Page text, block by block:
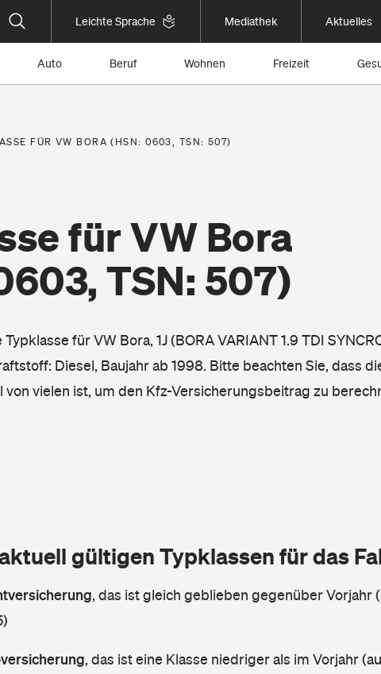
Leichte Sprache Mediathek Aktuelles
Auto Beruf Wohnen Freizeit
FÜR VW BORA (HSN: 0603, TSN: 507)
für VW Bora
TSN: 507)
für VW Bora, 1J (BORA VARIANT 1.9 TDI
Diesel, Baujahr ab 1998. Bitte beachten Sie, dass
von vielen ist, um den Kfz-Versicherungsbeitrag zu
gültigen Typklassen für das
, das ist gleich geblieben gegenüber Vorjahr
, das ist eine Klasse niedriger als im Vorjahr